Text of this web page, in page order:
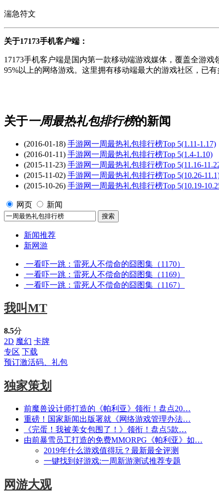
湍急符文
关于17173手机客户端：
17173手机客户端是国内第一款移动端游戏媒体，覆盖全游
95%以上的网络游戏。这里拥有移动端最大的游戏社区，已
关于一周最热礼包排行榜的新闻
(2016-01-18) 手游网一周最热礼包排行榜Top 5(1.11-1.17)
(2016-01-11) 手游网一周最热礼包排行榜Top 5(1.4-1.10)
(2015-11-23) 手游网一周最热礼包排行榜Top 5(11.16-
(2015-11-02) 手游网一周最热礼包排行榜Top 5(10.26-
(2015-10-26) 手游网一周最热礼包排行榜Top 5(10.19-
网页 新闻
新闻推荐
新网游
一看吓一跳：雷死人不偿命的囧图集（1170）
一看吓一跳：雷死人不偿命的囧图集（1169）
一看吓一跳：雷死人不偿命的囧图集（1167）
我叫MT
8.5分
2D 魔幻 卡牌
专区 下载
预订激活码、礼包
独家策划
前魔兽设计师打造的《帕利亚》领衔！盘点20…
重磅！国家新闻出版署就《网络游戏管理办法…
《完蛋！我被美女包围了！》领衔！盘点5款…
由前暴雪员工打造的免费MMORPG《帕利亚》如…
2019年什么游戏值得玩？最新最全评测
一键找到好游戏:一周新游测试推荐专题
网游大观